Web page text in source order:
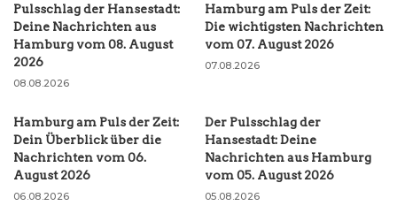
Pulsschlag der Hansestadt:
Deine Nachrichten aus
Hamburg vom 08. August
2026
08.08.2026
Hamburg am Puls der Zeit:
Die wichtigsten Nachrichten
vom 07. August 2026
07.08.2026
Hamburg am Puls der Zeit:
Dein Überblick über die
Nachrichten vom 06.
August 2026
06.08.2026
Der Pulsschlag der
Hansestadt: Deine
Nachrichten aus Hamburg
vom 05. August 2026
05.08.2026